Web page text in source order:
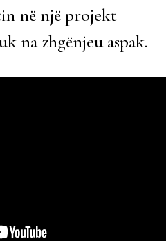
në një projekt
na zhgënjeu aspak.